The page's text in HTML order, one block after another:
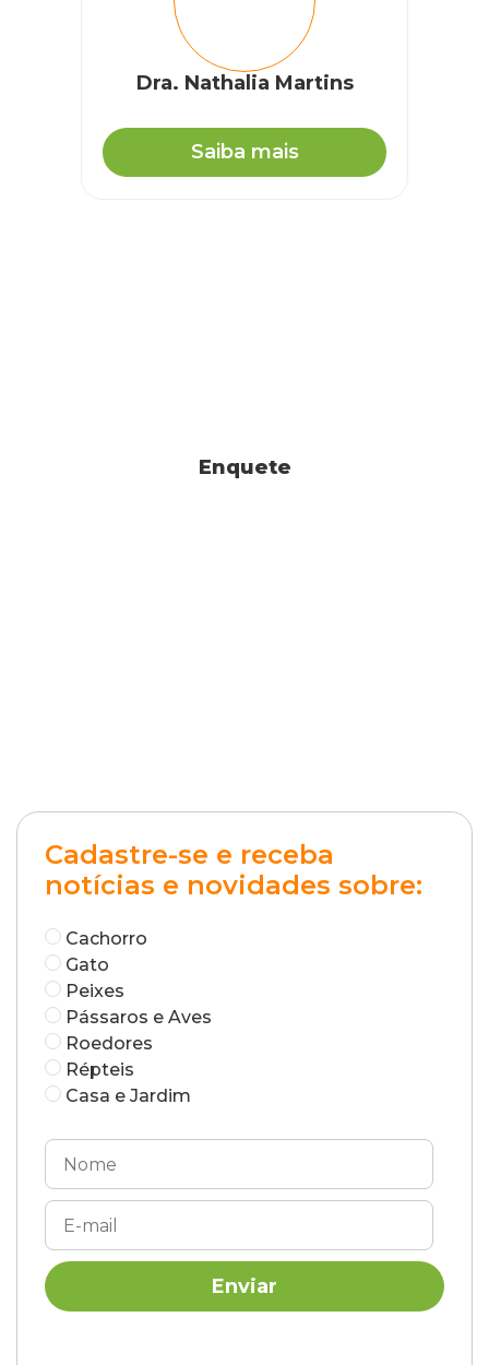
Dra. Nathalia Martins
Saiba mais
Enquete
Cadastre-se e receba
notícias e novidades sobre:
Cachorro
Gato
Peixes
Pássaros e Aves
Roedores
Répteis
Casa e Jardim